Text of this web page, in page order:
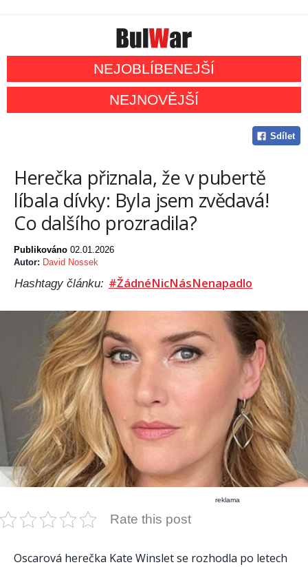
NEJOBLÍBENEJŠÍ
NEJNOVĚJŠÍ
Sdílet
Herečka přiznala, že v pubertě
líbala dívky: Byla jsem zvědavá!
Co dalšího prozradila?
Publikováno 02.01.2026
Autor: David Nossek
Hashtagy článku: #ŽádnéNicNásNenapadlo
reklama
Rate this post
Oscarová herečka Kate Winslet se rozhodla po letech